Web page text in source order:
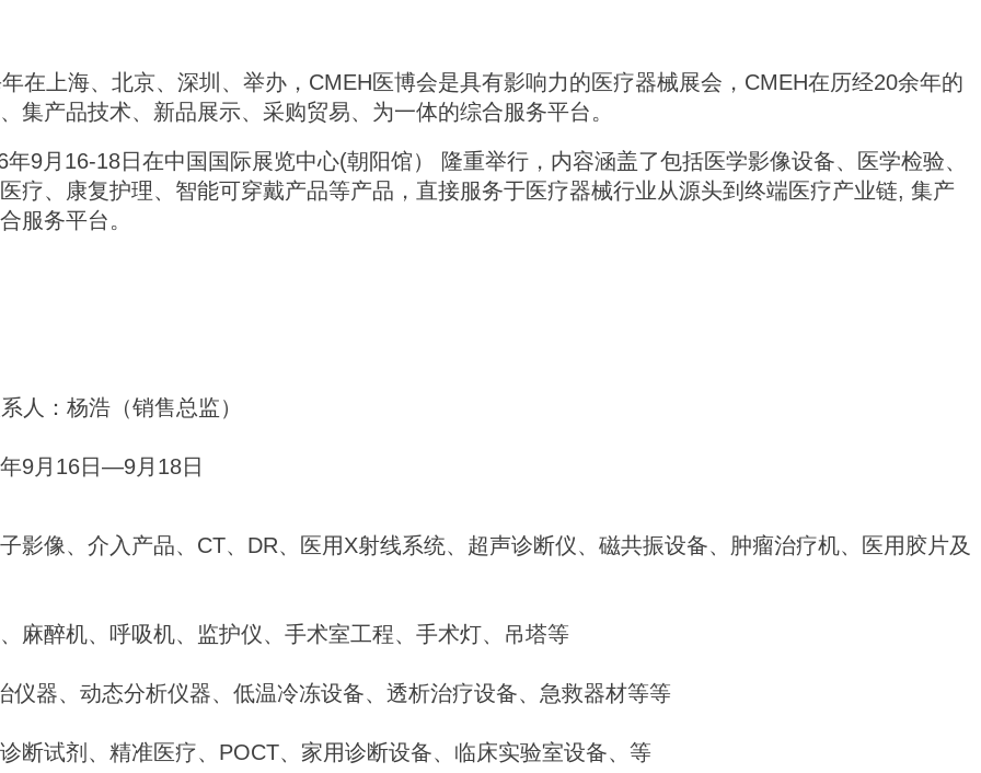
在上海、北京、深圳、举办，CMEH医博会是具有影响力的医疗器械展会，CMEH在历经20余年的
集产品技术、新品展示、采购贸易、为一体的综合服务平台。
9月16-18日在中国国际展览中心(朝阳馆） 隆重举行，内容涵盖了包括医学影像设备、医学检验、
疗、康复护理、智能可穿戴产品等产品，直接服务于医疗器械行业从源头到终端医疗产业链, 集产
服务平台。
人：杨浩（销售总监）
9月16日—9月18日